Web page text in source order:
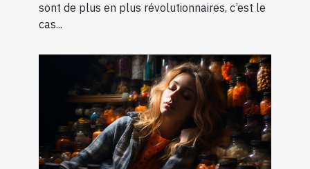
sont de plus en plus révolutionnaires, c’est le
cas...